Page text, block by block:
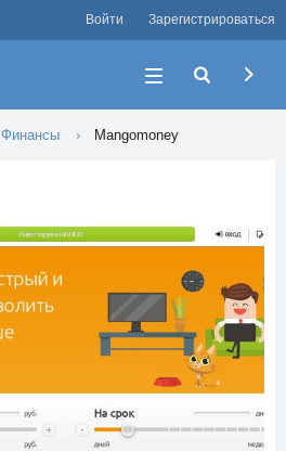
Войти Зарегистрироваться
Финансы Mangomoney